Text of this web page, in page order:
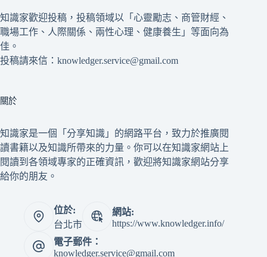
知識家歡迎投稿，投稿領域以「心靈勵志、商管財經、
職場工作、人際關係、兩性心理、健康養生」等面向為
佳。
投稿請來信：knowledger.service@gmail.com
關於
知識家是一個「分享知識」的網路平台，致力於推廣閱
讀書籍以及知識所帶來的力量。你可以在知識家網站上
閱讀到各領域專家的正確資訊，歡迎將知識家網站分享
給你的朋友。
位於:
台北市
網站:
https://www.knowledger.info/
電子郵件：
knowledger.service@gmail.com